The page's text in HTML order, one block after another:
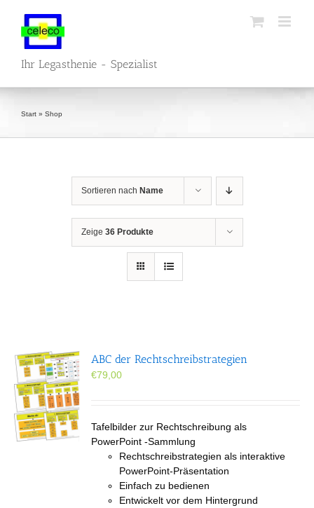
springen
Ihr Legasthenie - Spezialist
Start » Shop
Sortieren nach Name
Zeige 36 Produkte
ABC der Rechtschreibstrategien
€79,00
Tafelbilder zur Rechtschreibung als
PowerPoint -Sammlung
Rechtschreibstrategien als interaktive
PowerPoint-Präsentation
Einfach zu bedienen
Entwickelt vor dem Hintergrund